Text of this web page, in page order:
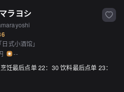
ラヨシ
「日式小酒馆」
--
饪最后点单 22：30 饮料最后点单 23：